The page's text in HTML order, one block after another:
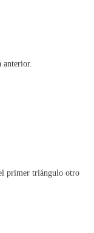
anterior.
primer triángulo otro